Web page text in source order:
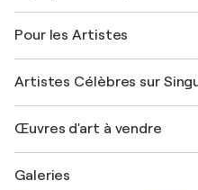
Offrir une carte cadeau
Rejoignez notre
Mon compte
+33 1 76 44 06 42
FAQ
Magazine Singulart
Emplois
Découvrez une sélection
Pour les Artistes
Se connecter en tant
Artistes Célèbres sur
Marc Chagall
Banksy
Œuvres d'art à vendre
Tableaux abstraits à vendre
Galeries